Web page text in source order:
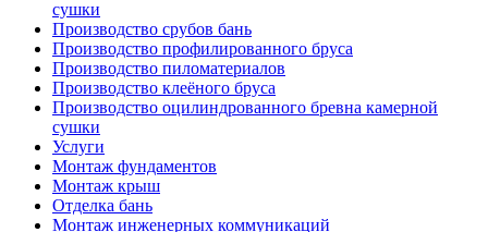
сушки
Производство срубов бань
Производство профилированного бруса
Производство пиломатериалов
Производство клеёного бруса
Производство оцилиндрованного бревна камерной
сушки
Услуги
Монтаж фундаментов
Монтаж крыш
Отделка бань
Монтаж инженерных коммуникаций